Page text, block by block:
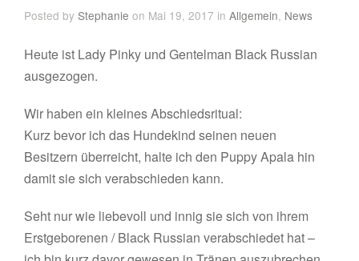
Posted byStephanie on Mai 19, 2017 inAllgemein, News
Heute ist Lady Pinky und Gentelman Black Russian
ausgezogen.
Wir haben ein kleines Abschiedsritual:
Kurz bevor ich das Hundekind seinen neuen
Besitzern überreicht, halte ich den Puppy Apala hin
damit sie sich verabschieden kann.
Seht nur wie liebevoll und innig sie sich von ihrem
Erstgeborenen / Black Russian verabschiedet hat –